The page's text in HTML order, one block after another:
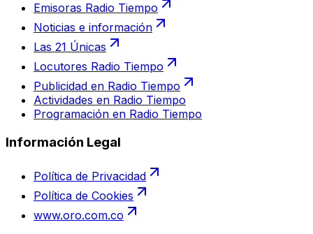
Emisoras Radio Tiempo
Noticias e información
Las 21 Únicas
Locutores Radio Tiempo
Publicidad en Radio Tiempo
Actividades en Radio Tiempo
Programación en Radio Tiempo
Información Legal
Política de Privacidad
Política de Cookies
www.oro.com.co